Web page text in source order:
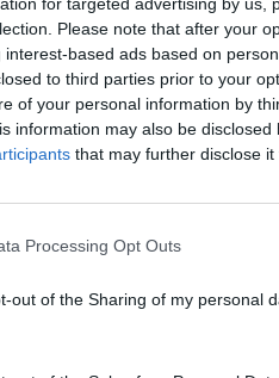
Please note that after your
interest-based ads based on
to third parties prior to your
of your personal information by
information may also be
that may further disclose it
Processing Opt Outs
out of the Sharing of my personal